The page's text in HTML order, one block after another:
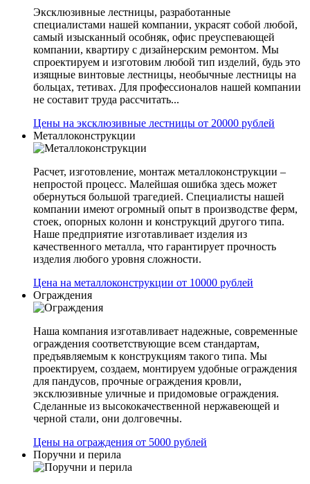
Эксклюзивные лестницы, разработанные
специалистами нашей компании, украсят собой любой,
самый изысканный особняк, офис преуспевающей
компании, квартиру с дизайнерским ремонтом. Мы
спроектируем и изготовим любой тип изделий, будь это
изящные винтовые лестницы, необычные лестницы на
больцах, тетивах. Для профессионалов нашей компании
не составит труда рассчитать...
Цены на эксклюзивные лестницы от 20000 рублей
Металлоконструкции
Расчет, изготовление, монтаж металлоконструкции –
непростой процесс. Малейшая ошибка здесь может
обернуться большой трагедией. Специалисты нашей
компании имеют огромный опыт в производстве ферм,
стоек, опорных колонн и конструкций другого типа.
Наше предприятие изготавливает изделия из
качественного металла, что гарантирует прочность
изделия любого уровня сложности.
Цена на металлоконструкции от 10000 рублей
Ограждения
Наша компания изготавливает надежные, современные
ограждения соответствующие всем стандартам,
предъявляемым к конструкциям такого типа. Мы
проектируем, создаем, монтируем удобные ограждения
для пандусов, прочные ограждения кровли,
эксклюзивные уличные и придомовые ограждения.
Сделанные из высококачественной нержавеющей и
черной стали, они долговечны.
Цены на ограждения от 5000 рублей
Поручни и перила